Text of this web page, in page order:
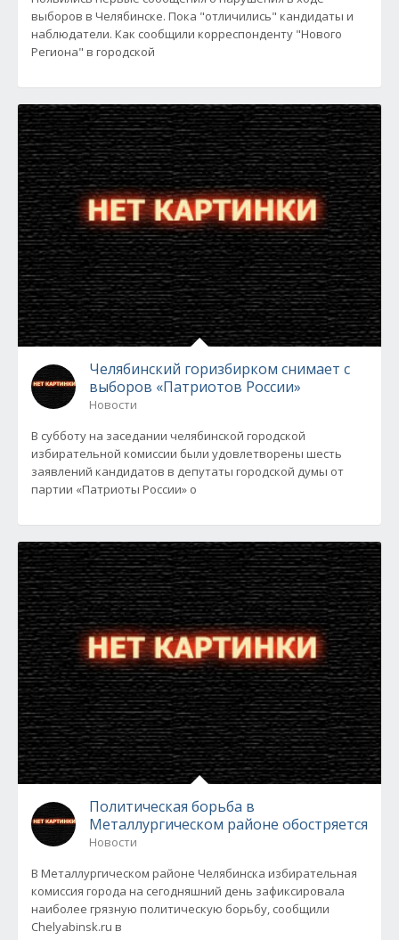
выборов в Челябинске. Пока "отличились" кандидаты и
наблюдатели. Как сообщили корреспонденту "Нового
Региона" в городской
Челябинский горизбирком снимает с
выборов «Патриотов России»
Новости
В субботу на заседании челябинской городской
избирательной комиссии были удовлетворены шесть
заявлений кандидатов в депутаты городской думы от
партии «Патриоты России» о
Политическая борьба в
Металлургическом районе обостряется
Новости
В Металлургическом районе Челябинска избирательная
комиссия города на сегодняшний день зафиксировала
наиболее грязную политическую борьбу, сообщили
Chelyabinsk.ru в